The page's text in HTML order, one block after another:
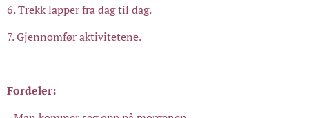
6. Trekk lapper fra dag til dag.
7. Gjennomfør aktivitetene.
Fordeler: